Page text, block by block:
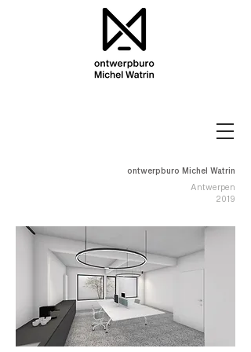
ontwerpburo Michel Watrin
Antwerpen
2019